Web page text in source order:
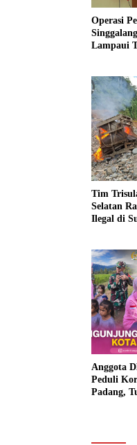
Operasi
Lampaui
Kriminal
Tim
Selatan
Ilegal di
Anggota
Peduli
Padang,